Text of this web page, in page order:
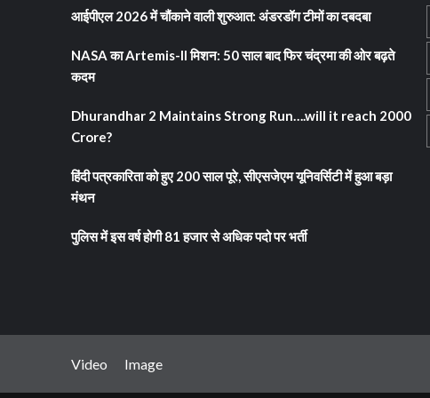
आईपीएल 2026 में चौंकाने वाली शुरुआत: अंडरडॉग टीमों का दबदबा
NASA का Artemis-II मिशन: 50 साल बाद फिर चंद्रमा की ओर बढ़ते
कदम
Dhurandhar 2 Maintains Strong Run….will it reach 2000
Crore?
हिंदी पत्रकारिता को हुए 200 साल पूरे, सीएसजेएम यूनिवर्सिटी में हुआ बड़ा
मंथन
पुलिस में इस वर्ष होगी 81 हजार से अधिक पदो पर भर्ती
Video Image